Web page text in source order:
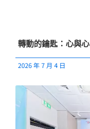
轉動的鑰匙：心與
2026 年 7 月 4 日